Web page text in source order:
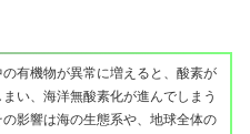
有機物が異常に増えると、酸素が
い、海洋無酸素化が進んでしまう
影響は海の生態系や、地球全体の